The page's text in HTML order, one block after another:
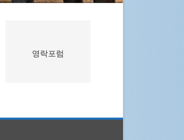
영락포럼